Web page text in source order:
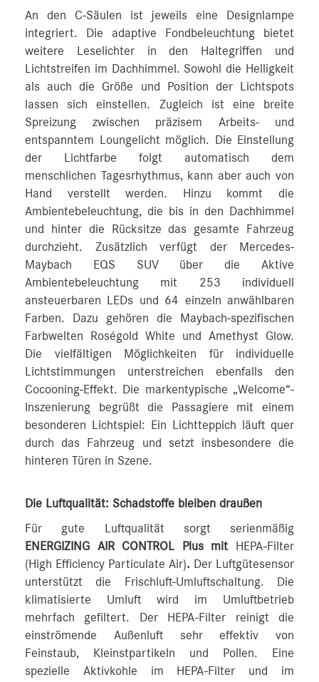
An den C-Säulen ist jeweils eine Designlampe
integriert. Die adaptive Fondbeleuchtung bietet
weitere Leselichter in den Haltegriffen und
Lichtstreifen im Dachhimmel. Sowohl die Helligkeit
als auch die Größe und Position der Lichtspots
lassen sich einstellen. Zugleich ist eine breite
Spreizung zwischen präzisem Arbeits- und
entspanntem Loungelicht möglich. Die Einstellung
der Lichtfarbe folgt automatisch dem
menschlichen Tagesrhythmus, kann aber auch von
Hand verstellt werden. Hinzu kommt die
Ambientebeleuchtung, die bis in den Dachhimmel
und hinter die Rücksitze das gesamte Fahrzeug
durchzieht. Zusätzlich verfügt der Mercedes-
Maybach EQS SUV über die Aktive
Ambientebeleuchtung mit 253 individuell
ansteuerbaren LEDs und 64 einzeln anwählbaren
Farben. Dazu gehören die Maybach-spezifischen
Farbwelten Roségold White und Amethyst Glow.
Die vielfältigen Möglichkeiten für individuelle
Lichtstimmungen unterstreichen ebenfalls den
Cocooning-Effekt. Die markentypische „Welcome“-
Inszenierung begrüßt die Passagiere mit einem
besonderen Lichtspiel: Ein Lichtteppich läuft quer
durch das Fahrzeug und setzt insbesondere die
hinteren Türen in Szene.
Die Luftqualität: Schadstoffe bleiben draußen
Für gute Luftqualität sorgt serienmäßig
ENERGIZING AIR CONTROL Plus mit
HEPA-Filter
(High Efficiency Particulate Air). Der Luftgütesensor
unterstützt die Frischluft-Umluftschaltung. Die
klimatisierte Umluft wird im Umluftbetrieb
mehrfach gefiltert. Der HEPA-Filter reinigt die
einströmende Außenluft sehr effektiv von
Feinstaub, Kleinstpartikeln und Pollen. Eine
spezielle Aktivkohle im HEPA-Filter und im